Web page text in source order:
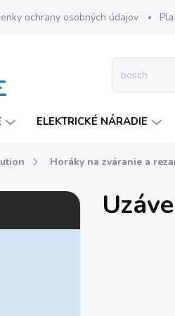
ochrany osobných údajov
ELEKTRICKÉ NÁRADIE
Horáky na zváranie a